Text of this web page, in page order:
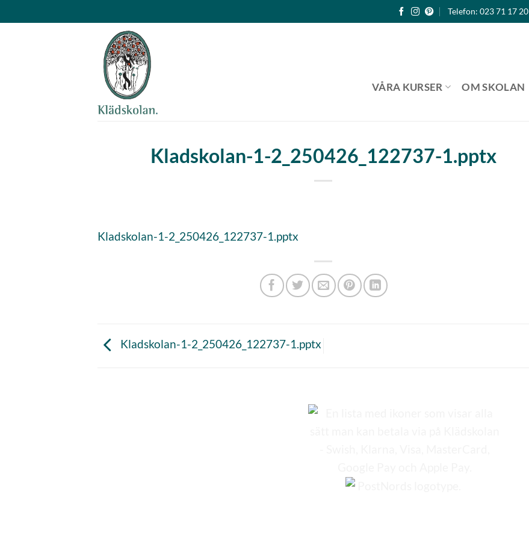
to
Telefon: 023 71 17 20
VÅRA KURSER OM SKOLAN
Kladskolan-1-2_250426_122737-1.pptx
Kladskolan-1-2_250426_122737-1.pptx
Kladskolan-1-2_250426_122737-1.pptx